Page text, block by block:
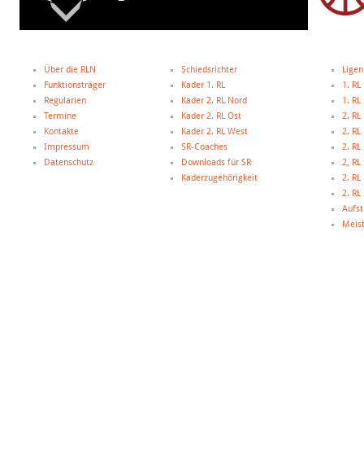
Über die RLN
Funktionsträger
Regularien
Termine
Kontakte
Impressum
Datenschutz
Schiedsrichter
Kader 1. RL
Kader 2. RL Nord
Kader 2. RL Ost
Kader 2. RL West
SR-Coaches
Downloads für SR
Kaderzugehörigkeit
Ligen
1.
1.
2.
2.
2.
2,
2.
2.